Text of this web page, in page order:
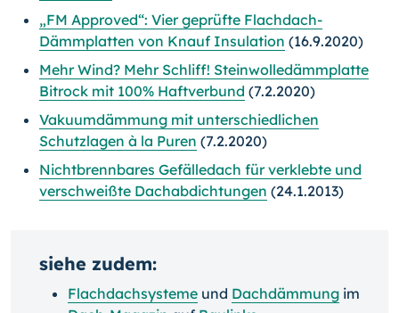
„FM Approved“: Vier geprüfte Flachdach-
Dämmplatten von Knauf Insulation (16.9.2020)
Mehr Wind? Mehr Schliff! Steinwolledämmplatte
Bitrock mit 100% Haftverbund (7.2.2020)
Vakuumdämmung mit unterschiedlichen
Schutzlagen à la Puren (7.2.2020)
Nichtbrennbares Gefälledach für verklebte und
verschweißte Dachabdichtungen (24.1.2013)
siehe zudem:
Flachdachsysteme und Dachdämmung im